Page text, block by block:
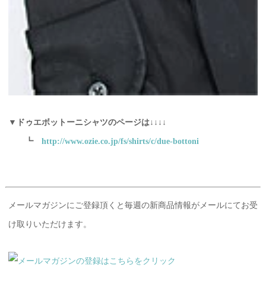
▼ドゥエボットーニシャツのページは↓↓↓↓
┗ http://www.ozie.co.jp/fs/shirts/c/due-bottoni
メールマガジンにご登録頂くと毎週の新商品情報がメールにてお受
け取りいただけます。